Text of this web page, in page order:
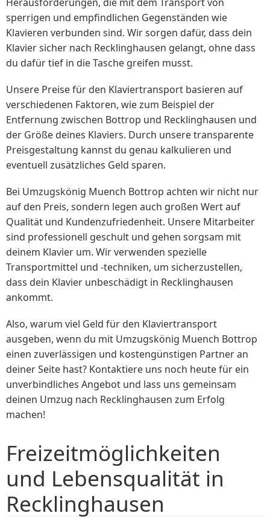
sperrigen und empfindlichen Gegenständen wie
Klavieren verbunden sind. Wir sorgen dafür, dass dein
Klavier sicher nach Recklinghausen gelangt, ohne dass
du dafür tief in die Tasche greifen musst.
Unsere Preise für den Klaviertransport basieren auf
verschiedenen Faktoren, wie zum Beispiel der
Entfernung zwischen Bottrop und Recklinghausen und
der Größe deines Klaviers. Durch unsere transparente
Preisgestaltung kannst du genau kalkulieren und
eventuell zusätzliches Geld sparen.
Bei Umzugskönig Muench Bottrop achten wir nicht nur
auf den Preis, sondern legen auch großen Wert auf
Qualität und Kundenzufriedenheit. Unsere Mitarbeiter
sind professionell geschult und gehen sorgsam mit
deinem Klavier um. Wir verwenden spezielle
Transportmittel und -techniken, um sicherzustellen,
dass dein Klavier unbeschädigt in Recklinghausen
ankommt.
Also, warum viel Geld für den Klaviertransport
ausgeben, wenn du mit Umzugskönig Muench Bottrop
einen zuverlässigen und kostengünstigen Partner an
deiner Seite hast? Kontaktiere uns noch heute für ein
unverbindliches Angebot und lass uns gemeinsam
deinen Umzug nach Recklinghausen zum Erfolg
machen!
Freizeitmöglichkeiten
und Lebensqualität in
Recklinghausen